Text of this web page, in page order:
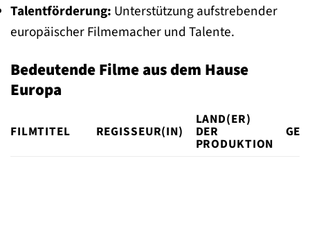
Talentförderung: Unterstützung aufstrebender
europäischer Filmemacher und Talente.
Bedeutende Filme aus dem Hause
Europa
FILMTITEL REGISSEUR(IN)
LAND(ER)
DER
PRODUKTION